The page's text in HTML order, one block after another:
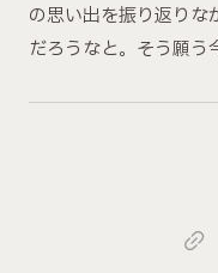
の思い出を振り返りな
だろうなと。そう願う